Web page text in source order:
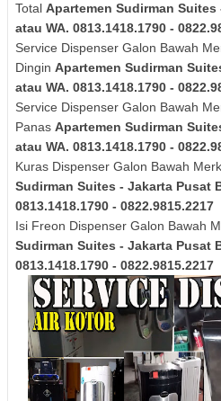
Total Apartemen Sudirman
atau WA. 0813.1418.1790 -
Service Dispenser Galon Bawah
Dingin Apartemen Sudirman
atau WA. 0813.1418.1790 -
Service Dispenser Galon Bawah
Panas Apartemen Sudirman
atau WA. 0813.1418.1790 -
Kuras Dispenser Galon Bawah Merk
Sudirman Suites - Jakarta Pusat
0813.1418.1790 - 0822.9815.2217
Isi Freon Dispenser Galon Bawah
Sudirman Suites - Jakarta Pusat
0813.1418.1790 - 0822.9815.2217